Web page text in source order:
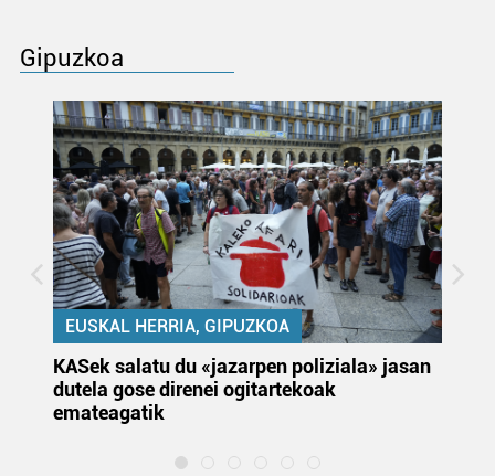
Gipuzkoa
EUSKAL HERRIA, GIPUZKOA
KASek salatu du «jazarpen poliziala» jasan
dutela gose direnei ogitartekoak
emateagatik